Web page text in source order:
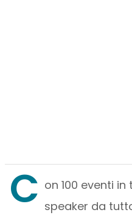
C on 100 eventi
speaker da